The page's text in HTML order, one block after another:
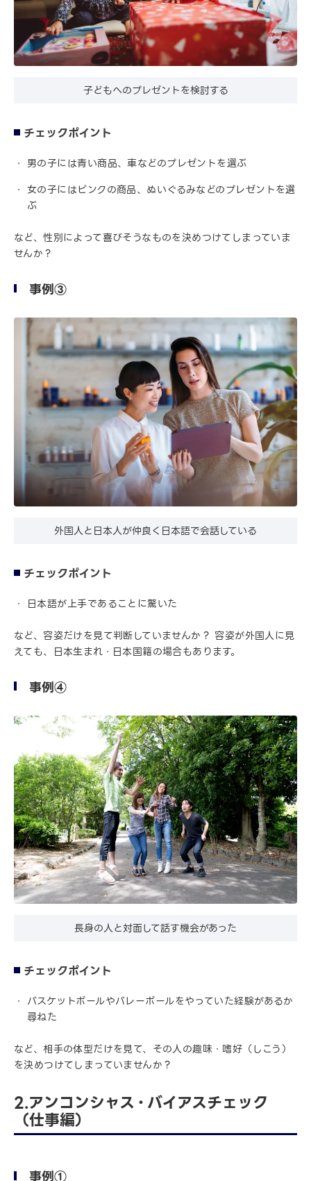
子どもへのプレゼントを検討する
チェックポイント
男の子には青い商品、車などのプレゼントを選ぶ
女の子にはピンクの商品、ぬいぐるみなどのプレゼントを選
ぶ
など、性別によって喜びそうなものを決めつけてしまっていま
せんか？
事例③
外国人と日本人が仲良く日本語で会話している
チェックポイント
日本語が上手であることに驚いた
など、容姿だけを見て判断していませんか？ 容姿が外国人に見
えても、日本生まれ・日本国籍の場合もあります。
事例④
長身の人と対面して話す機会があった
チェックポイント
バスケットボールやバレーボールをやっていた経験があるか
尋ねた
など、相手の体型だけを見て、その人の趣味・嗜好（しこう）
を決めつけてしまっていませんか？
2.アンコンシャス・バイアスチェック
（仕事編）
事例①